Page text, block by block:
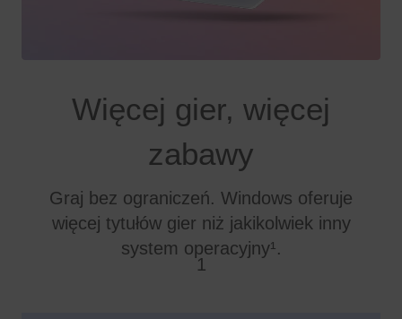
Więcej gier, więcej
zabawy
Graj bez ograniczeń. Windows oferuje
więcej tytułów gier niż jakikolwiek inny
system operacyjny¹.
1